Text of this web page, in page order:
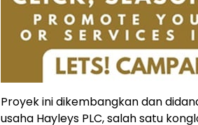
Proyek ini dikembangkan dan
usaha Hayleys PLC, salah satu